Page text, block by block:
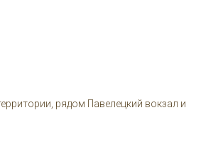
рядом Павелецкий вокзал и